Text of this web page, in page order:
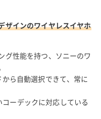
ザインのワイヤレスイヤホ
グ性能を持つ、ソニーのワ
ら自動選択できて、常に
ーデックに対応している